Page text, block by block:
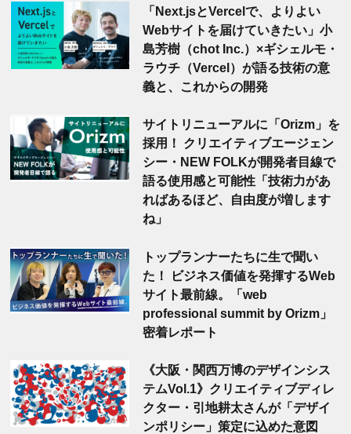
「Next.jsとVercelで、よりよい
Webサイトを届けていきたい」小
島芳樹（chot Inc.）×ギシェルモ・
ラウチ（Vercel）が語る技術の意
義と、これからの開発
サイトリニューアルに「Orizm」を
採用！ クリエイティブエージェン
シー・NEW FOLKが開発者目線で
語る使用感と可能性「技術力があ
ればあるほど、自由度が増します
ね」
トップランナーたちに生で聞い
た！ ビジネス価値を発揮するWeb
サイト最前線。「web
professional summit by Orizm」
密着レポート
《大阪・関西万博のデザインシス
テムVol.1》クリエイティブディレ
クター・引地耕太さんが「デザイ
ンポリシー」策定に込めた意図